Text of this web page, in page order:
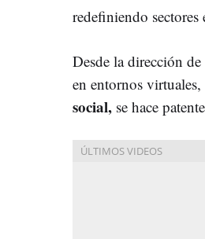
redefiniendo
Desde la dirección
en entornos virtuales,
social, se hace